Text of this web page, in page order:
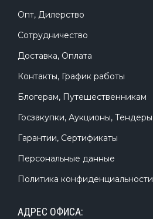
Опт, Дилерство
Сотрудничество
Доставка, Оплата
Контакты, График работы
Блогерам, Путешественникам
Госзакупки, Аукционы, Тендеры
Гарантии, Сертификаты
Персональные данные
Политика конфиденциальности
АДРЕС ОФИСА: